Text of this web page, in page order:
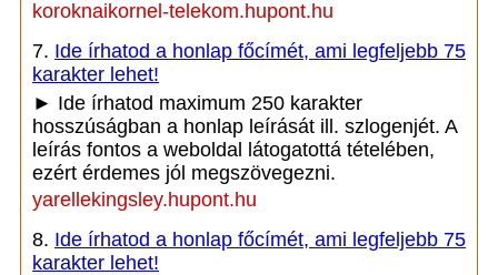
koroknaikornel-telekom.hupont.hu
7. Ide írhatod a honlap főcímét, ami legfeljebb 75
karakter lehet!
► Ide írhatod maximum 250 karakter
hosszúságban a honlap leírását ill. szlogenjét. A
leírás fontos a weboldal látogatottá tételében,
ezért érdemes jól megszövegezni.
yarellekingsley.hupont.hu
8. Ide írhatod a honlap főcímét, ami legfeljebb 75
karakter lehet!